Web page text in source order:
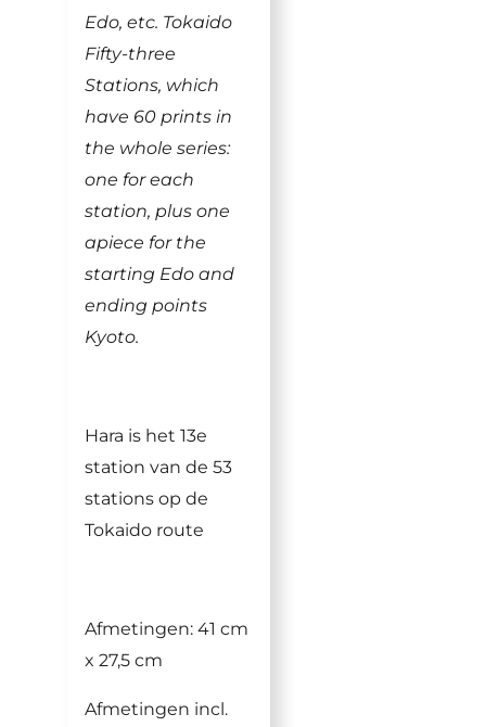
Edo, etc. Tokaido
Fifty-three
Stations, which
have 60 prints in
the whole series:
one for each
station, plus one
apiece for the
starting Edo and
ending points
Kyoto.
Hara is het 13e
station van de 53
stations op de
Tokaido route
Afmetingen: 41 cm
x 27,5 cm
Afmetingen incl.